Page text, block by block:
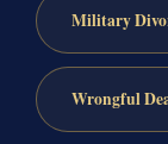
Military
Wrongful